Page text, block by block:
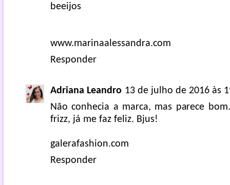
beeijos
www.marinaalessandra.com
Responder
Adriana Leandro 13 de julho de 2016 às
Não conhecia a marca, mas parece
frizz, já me faz feliz. Bjus!
galerafashion.com
Responder